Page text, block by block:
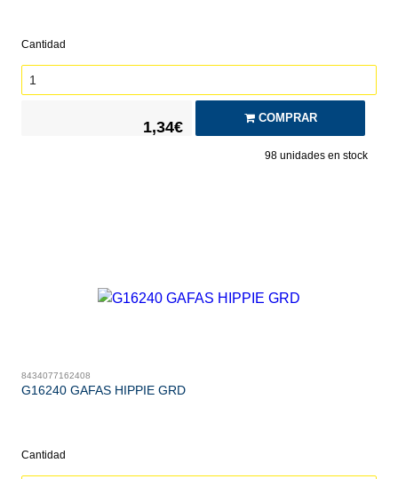
Cantidad
1,34€
COMPRAR
98unidades en stock
8434077162408
G16240 GAFAS HIPPIE GRD
Cantidad